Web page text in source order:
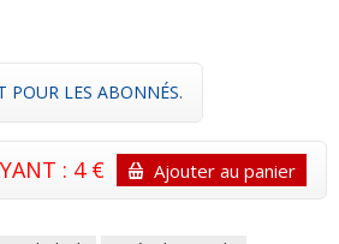
POUR LES ABONNÉS.
: 4 € Ajouter au panier